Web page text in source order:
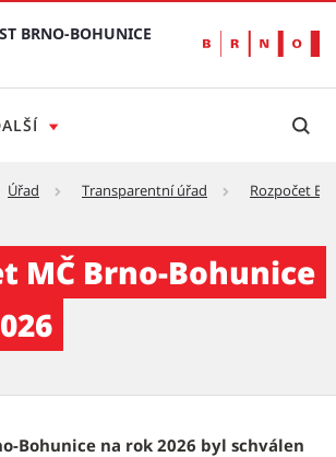
BRNO-BOHUNICE
Úřad Transparentní úřad Rozpočet
MČ Brno-Bohunice
Bohunice na rok 2026 byl schválen